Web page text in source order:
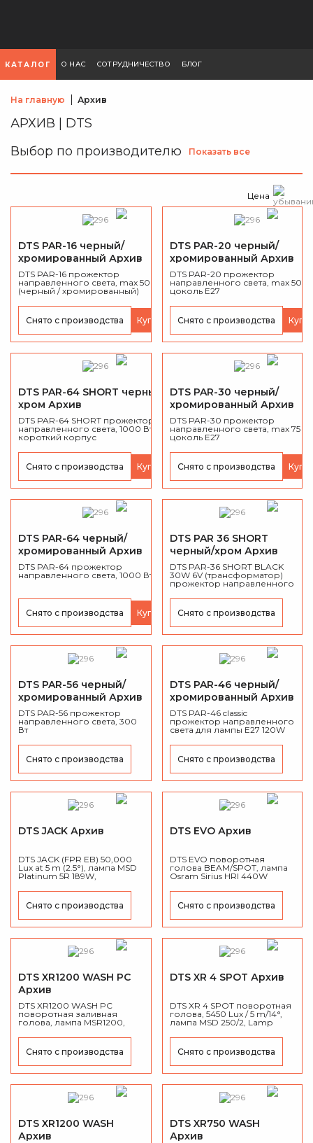
КАТАЛОГ О НАС СОТРУДНИЧЕСТВО БЛОГ
На главную Архив
АРХИВ | DTS
Выбор по производителю
Показать все
Цена
DTS PAR-16 черный/
хромированный Архив
DTS PAR-16 прожектор
направленного света, max 50 Вт
(черный / хромированный)
Снято с производства Купить
DTS PAR-20 черный/
хромированный Архив
DTS PAR-20 прожектор
направленного света, max 50
цоколь Е27
Снято с производства
DTS PAR-64 SHORT черный/
хром Архив
DTS PAR-64 SHORT прожектор
направленного света, 1000 Вт,
короткий корпус
Снято с производства Купить
DTS PAR-30 черный/
хромированный Архив
DTS PAR-30 прожектор
направленного света, max 75
цоколь Е27
Снято с производства
DTS PAR-64 черный/
хромированный Архив
DTS PAR-64 прожектор
направленного света, 1000 Вт
Снято с производства Купить
DTS PAR 36 SHORT
черный/хром Архив
DTS PAR-36 SHORT BLACK
30W 6V (трансформатор)
прожектор направленного
30 Вт.
Снято с производства
DTS PAR-56 черный/
хромированный Архив
DTS PAR-56 прожектор
направленного света, 300
Вт
Снято с производства
DTS PAR-46 черный/
хромированный Архив
DTS PAR-46 classic
прожектор направленного
света для лампы E27 120W
Снято с производства
DTS JACK Архив
DTS JACK (FPR EB) 50,000
Lux at 5 m (2.5°), лампа MSD
Platinum 5R 189W,
WASH, BEAM в одном
приборе, вес 11.9 кг,
47*37*30 см
Снято с производства
DTS EVO Архив
DTS EVO поворотная
голова BEAM/SPOT, лампа
Osram Sirius HRI 440W
FPR.
Снято с производства
DTS XR1200 WASH PC
Архив
DTS XR1200 WASH PC
поворотная заливная
голова, лампа MSR1200,
люкс на расстоянии 5 м (9°),
Вес 38 кг
Снято с производства
DTS XR 4 SPOT Архив
DTS XR 4 SPOT поворотная
голова, 5450 Lux / 5 m/14°,
лампа MSD 250/2, Lamp
7 рото гобо, фокус,
диммер, 3-x призма, DMX512
- до 17 каналов. 20 кг.
Снято с производства
DTS XR1200 WASH
Архив
DTS XR750 WASH
Архив